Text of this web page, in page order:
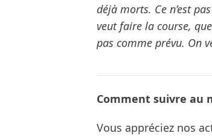
déjà morts. Ce n’est
veut faire la course,
pas comme prévu. On
Comment suivre au
Vous appréciez nos